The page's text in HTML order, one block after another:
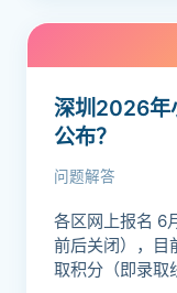
深圳2026年
公布？
问题解答
各区网上报名 6
前后关闭），目
取积分（即录取